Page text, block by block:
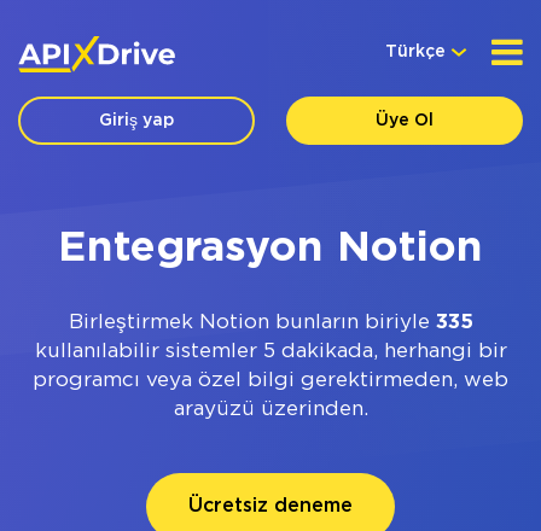
Türkçe
Giriş yap Üye Ol
Entegrasyon Notion
Birleştirmek Notion bunların biriyle 335
kullanılabilir sistemler 5 dakikada, herhangi bir
programcı veya özel bilgi gerektirmeden, web
arayüzü üzerinden.
Ücretsiz deneme